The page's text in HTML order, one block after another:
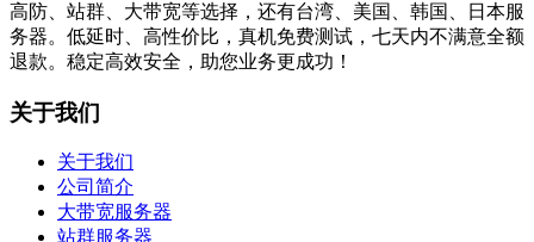
高防、站群、大带宽等选择，还有台湾、美国、韩国、日本服
务器。低延时、高性价比，真机免费测试，七天内不满意全额
退款。稳定高效安全，助您业务更成功！
关于我们
关于我们
公司简介
大带宽服务器
站群服务器